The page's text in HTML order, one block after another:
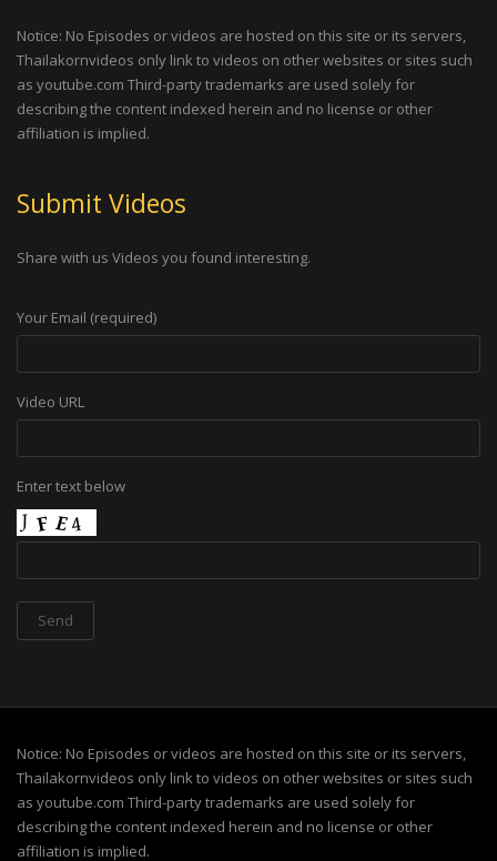
Notice: No Episodes or videos are hosted on this site or its servers,
Thailakornvideos only link to videos on other websites or sites such
as youtube.com Third-party trademarks are used solely for
describing the content indexed herein and no license or other
affiliation is implied.
Submit Videos
Share with us Videos you found interesting.
Your Email (required)
Video URL
Enter text below
Notice: No Episodes or videos are hosted on this site or its servers,
Thailakornvideos only link to videos on other websites or sites such
as youtube.com Third-party trademarks are used solely for
describing the content indexed herein and no license or other
affiliation is implied.